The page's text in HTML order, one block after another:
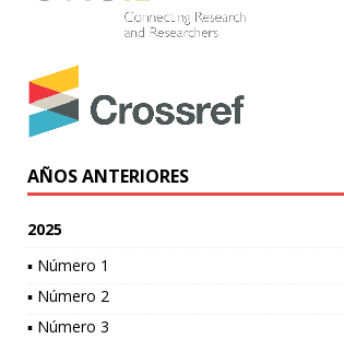
AÑOS ANTERIORES
2025
▪ Número 1
▪ Número 2
▪ Número 3